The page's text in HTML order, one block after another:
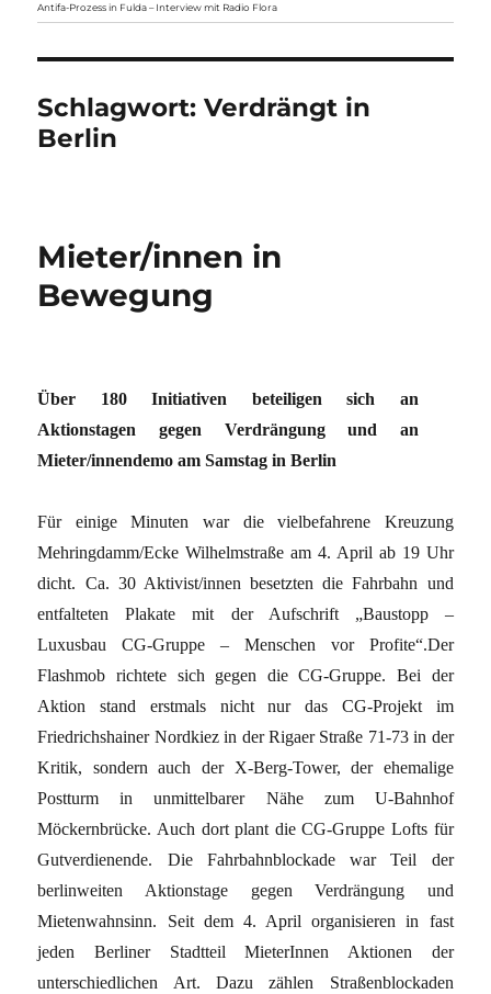
Antifa-Prozess in Fulda – Interview mit Radio Flora
Schlagwort:Verdrängt in
Berlin
Mieter/innen in
Bewegung
Über 180 Initiativen beteiligen sich an
Aktionstagen gegen Verdrängung und an
Mieter/innendemo am Samstag in Berlin
Für einige Minuten war die vielbefahrene Kreuzung
Mehringdamm/Ecke Wilhelmstraße am 4. April ab 19 Uhr
dicht. Ca. 30 Aktivist/innen besetzten die Fahrbahn und
entfalteten Plakate mit der Aufschrift „Baustopp –
Luxusbau CG-Gruppe – Menschen vor Profite“.Der
Flashmob richtete sich gegen die CG-Gruppe. Bei der
Aktion stand erstmals nicht nur das CG-Projekt im
Friedrichshainer Nordkiez in der Rigaer Straße 71-73 in der
Kritik, sondern auch der X-Berg-Tower, der ehemalige
Postturm in unmittelbarer Nähe zum U-Bahnhof
Möckernbrücke. Auch dort plant die CG-Gruppe Lofts für
Gutverdienende. Die Fahrbahnblockade war Teil der
berlinweiten Aktionstage gegen Verdrängung und
Mietenwahnsinn. Seit dem 4. April organisieren in fast
jeden Berliner Stadtteil MieterInnen Aktionen der
unterschiedlichen Art. Dazu zählen Straßenblockaden